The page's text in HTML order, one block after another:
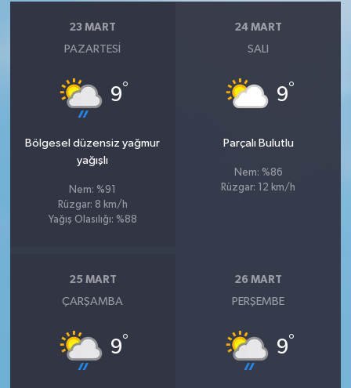
23 MART
PAZARTESI
9°
Bölgesel düzensiz yağmur
yağışlı
Nem: %91
Rüzgar: 8 km/h
Yağış Olasılığı: %88
24 MART
SALI
9°
Parçalı Bulutlu
Nem: %86
Rüzgar: 12 km/h
25 MART
ÇARŞAMBA
9°
26 MART
PERŞEMBE
9°